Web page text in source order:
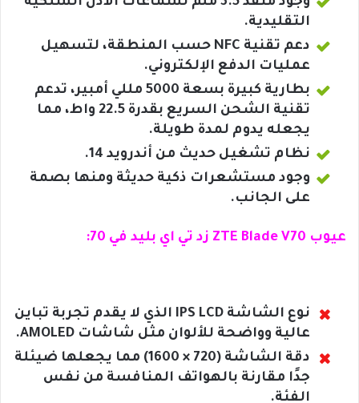
التقليدية.
دعم تقنية NFC حسب المنطقة، لتسهيل
عمليات الدفع الإلكتروني.
بطارية كبيرة بسعة 5000 مللي أمبير، تدعم
تقنية الشحن السريع بقدرة 22.5 واط، مما
يجعله يدوم لمدة طويلة.
نظام تشغيل حديث من أندرويد 14.
وجود مستشعرات ذكية حديثة ومنها بصمة
على الجانب.
عيوب ZTE Blade V70 زد تي اي بليد في 70:
نوع الشاشة IPS LCD الذي لا يقدم تجربة تباين
عالية وواضحة للألوان مثل شاشات AMOLED.
دقة الشاشة (720 × 1600) مما يجعلها ضيئلة
جدًا مقارنة بالهواتف المنافسة من نفس
الفئة.